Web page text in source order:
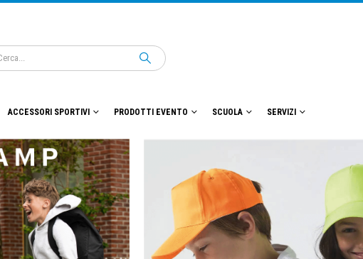
ACCESSORI SPORTIVI PRODOTTI EVENTO SCUOLA SERVIZI